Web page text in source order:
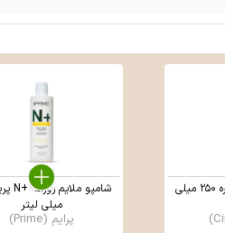
شامپو ضد شوره سینره ۲۵۰ میلی
میلی لیتر
پرایم (Prime)